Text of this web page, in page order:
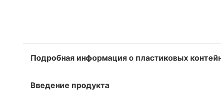
Подробная информация о пластиковых
Введение продукта